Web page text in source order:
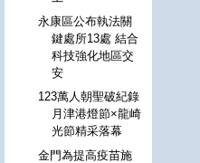
永康區公布執法關
鍵處所13處 結合
科技強化地區交
安
123萬人朝聖破紀錄
月津港燈節×龍崎
光節精采落幕
金門為提高疫苗施